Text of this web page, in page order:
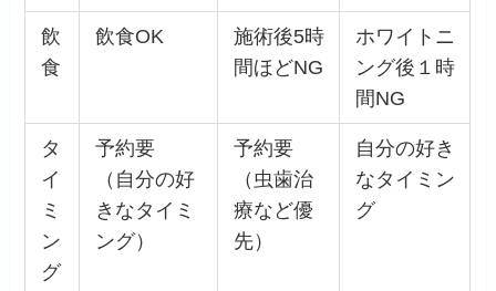
飲
食
飲食OK
施術後5時
間ほどNG
ホワイトニ
ング後１時
間NG
タ
イ
ミ
ン
グ
予約要
（自分の好
きなタイミ
ング）
予約要
（虫歯治
療など優
先）
自分の好き
なタイミン
グ